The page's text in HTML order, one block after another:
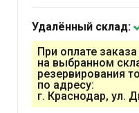
Удалённый склад:
При оплате
на выбранном
резервирования
по адресу:
г. Краснодар, ул.